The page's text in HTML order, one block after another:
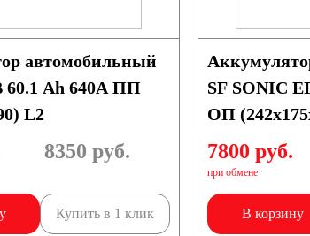
автомобильный
60.1 Ah 640А ПП
L2
8350 руб.
Купить в 1 клик
SF SONIC
ОП
7800 руб.
при обмене
В корзину